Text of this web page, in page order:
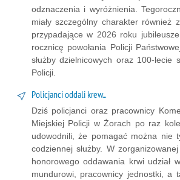
odznaczenia i wyróżnienia.
miały szczególny charakter również
przypadające w 2026 roku
rocznicę powołania Policji
służby dzielnicowych oraz 100-lecie
Policji.
Policjanci oddali krew...
Dziś policjanci oraz pracownicy
Miejskiej Policji w Żorach po raz
udowodnili, że pomagać można nie
codziennej służby. W
honorowego oddawania krwi udział
mundurowi, pracownicy jednostki, a